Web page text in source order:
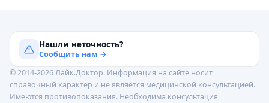
Нашли неточность?
Сообщить нам →
© 2014-2026 Лайк.Доктор. Информация на сайте носит
справочный характер и не является медицинской консультацией.
Имеются противопоказания. Необходима консультация